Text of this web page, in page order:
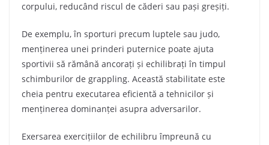
corpului, reducând riscul de căderi sau pași greșiți.
De exemplu, în sporturi precum luptele sau judo,
menținerea unei prinderi puternice poate ajuta
sportivii să rămână ancorați și echilibrați în timpul
schimburilor de grappling. Această stabilitate este
cheia pentru executarea eficientă a tehnicilor și
menținerea dominanței asupra adversarilor.
Exersarea exercițiilor de echilibru împreună cu